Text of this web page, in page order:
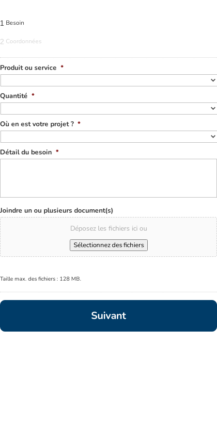
1 Besoin
2 Coordonnées
Produit ou service *
Quantité *
Où en est votre projet ? *
Détail du besoin *
Joindre un ou plusieurs document(s)
Déposez les fichiers ici ou
Sélectionnez des fichiers
Taille max. des fichiers : 128 MB.